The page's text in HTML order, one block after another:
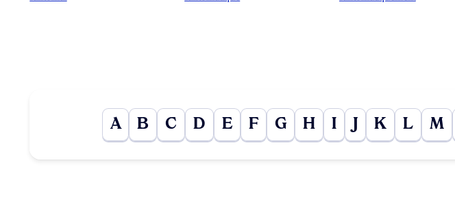
A B C D E F G H I J K L M